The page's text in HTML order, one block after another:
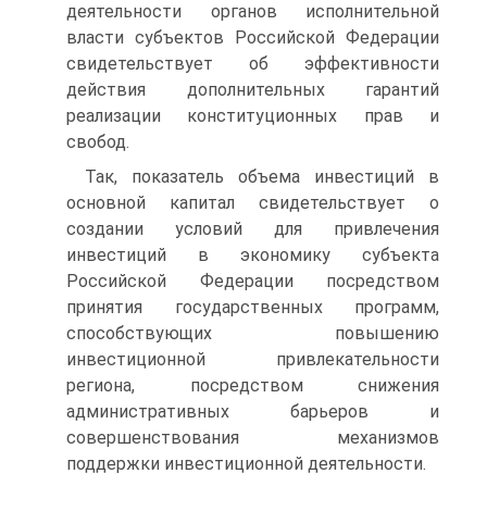
деятельности органов исполнительной
власти субъектов Российской Федерации
свидетельствует об эффективности
действия дополнительных гарантий
реализации конституционных прав и
свобод.
Так, показатель объема инвестиций в
основной капитал свидетельствует о
создании условий для привлечения
инвестиций в экономику субъекта
Российской Федерации посредством
принятия государственных программ,
способствующих повышению
инвестиционной привлекательности
региона, посредством снижения
административных барьеров и
совершенствования механизмов
поддержки инвестиционной деятельности.